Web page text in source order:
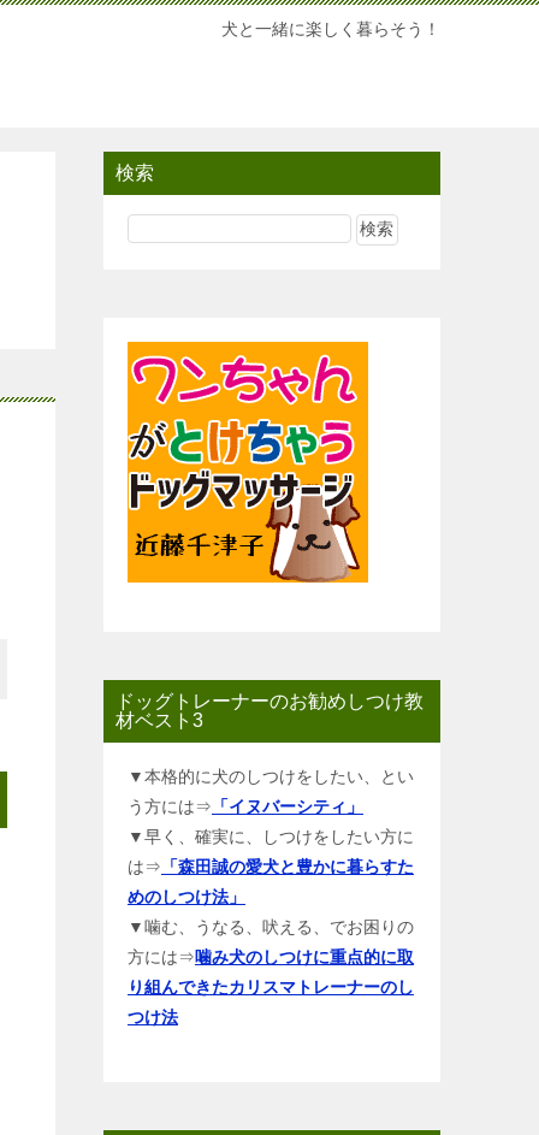
犬と一緒に楽しく暮らそう！
検索
ドッグトレーナーのお勧めしつけ教
材ベスト3
▼本格的に犬のしつけをしたい、とい
う方には⇒ 「イヌバーシティ」
▼早く、確実に、しつけをしたい方に
は⇒ 「森田誠の愛犬と豊かに暮らすた
めのしつけ法」
▼噛む、うなる、吠える、でお困りの
方には⇒噛み犬のしつけに重点的に取
り組んできたカリスマトレーナーのし
つけ法